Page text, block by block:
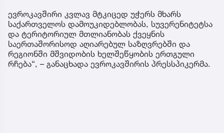
ევროკავშირი კვლავ მტკიცედ უჭერს მხარს
საქართველოს დამოუკიდებლობას, სუვერენიტეტსა
და ტერიტორიულ მთლიანობას ქვეყნის
საერთაშორისოდ აღიარებულ საზღვრებში და
რეგიონში მშვიდობის ხელშეწყობის ერთგული
რჩება“, – განაცხადა ევროკავშირის პრესსპიკერმა.